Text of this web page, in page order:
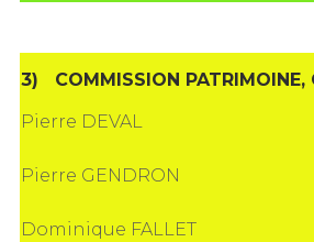
3) COMMISSION
Pierre DEVAL
Pierre GENDRON
Dominique FALLET